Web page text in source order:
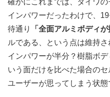
確かにこれまでは、ダイワ
インパワーだったわけで、
待通り
「全面アルミボディが
ルである、という点は維持
インパワーが半分？樹脂ボ
いう面だけを比べた場合の
ユーザーが思ってしまう状態